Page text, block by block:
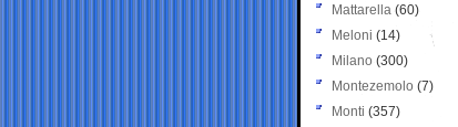
Mattarella (60)
Meloni (14)
Milano (300)
Montezemolo (7)
Monti (357)